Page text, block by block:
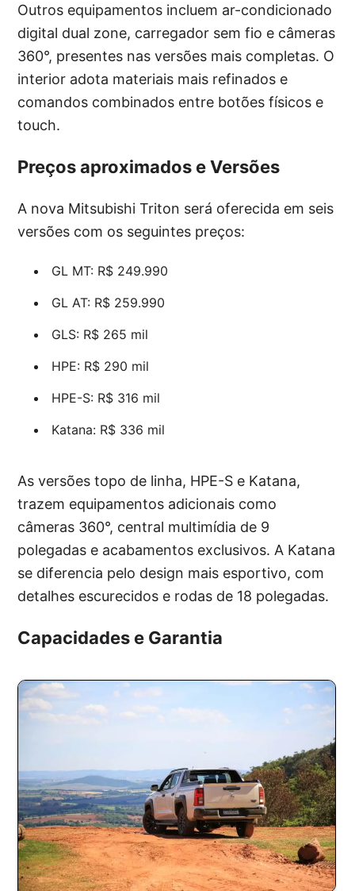
Outros equipamentos incluem ar-condicionado
digital dual zone, carregador sem fio e câmeras
360°, presentes nas versões mais completas. O
interior adota materiais mais refinados e
comandos combinados entre botões físicos e
touch.
Preços aproximados e Versões
A nova Mitsubishi Triton será oferecida em seis
versões com os seguintes preços:
GL MT: R$ 249.990
GL AT: R$ 259.990
GLS: R$ 265 mil
HPE: R$ 290 mil
HPE-S: R$ 316 mil
Katana: R$ 336 mil
As versões topo de linha, HPE-S e Katana,
trazem equipamentos adicionais como
câmeras 360°, central multimídia de 9
polegadas e acabamentos exclusivos. A Katana
se diferencia pelo design mais esportivo, com
detalhes escurecidos e rodas de 18 polegadas.
Capacidades e Garantia